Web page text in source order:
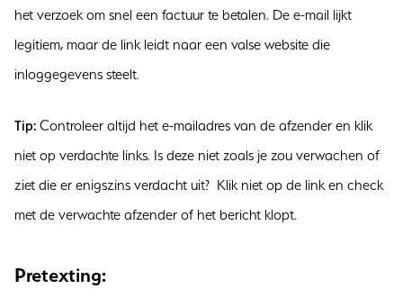
het verzoek om snel een factuur te betalen. De e-mail lijkt
legitiem, maar de link leidt naar een valse website die
inloggegevens steelt.
Tip: Controleer altijd het e-mailadres van de afzender en klik
niet op verdachte links. Is deze niet zoals je zou verwachen of
ziet die er enigszins verdacht uit? Klik niet op de link en check
met de verwachte afzender of het bericht klopt.
Pretexting: